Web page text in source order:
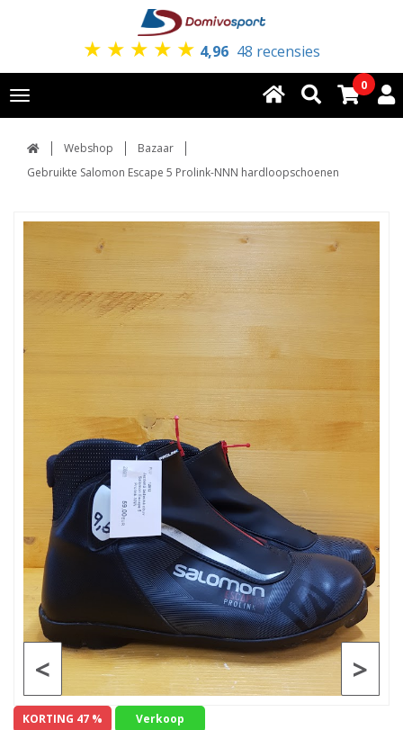
★ ★ ★ ★ ★ 4,96 48 recensies
Toggle
navigation
0
Webshop
Bazaar
Gebruikte Salomon Escape 5 Prolink-NNN hardloopschoenen
>
<
KORTING 47 % Verkoop